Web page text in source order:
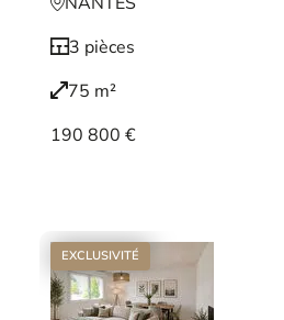
3 pièces
75 m²
190 800 €
EXCLUSIVITÉ